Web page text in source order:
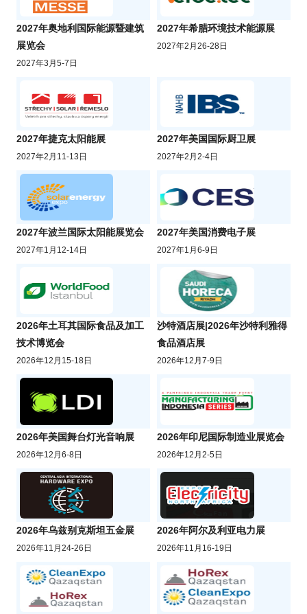
2027年奥地利国际能源暨建筑
展览会
2027年3月5-7日
2027年希腊环境技术能源展
2027年2月26-28日
2027年捷克太阳能展
2027年2月11-13日
2027年美国国际厨卫展
2027年2月2-4日
2027年波兰国际太阳能展览会
2027年1月12-14日
2027年美国消费电子展
2027年1月6-9日
2026年土耳其国际食品及加工
技术博览会
2026年12月15-18日
沙特酒店展|2026年沙特利雅得
食品酒店展
2026年12月7-9日
2026年美国舞台灯光音响展
2026年12月6-8日
2026年印尼国际制造业展览会
2026年12月2-5日
2026年乌兹别克斯坦五金展
2026年11月24-26日
2026年阿尔及利亚电力展
2026年11月16-19日